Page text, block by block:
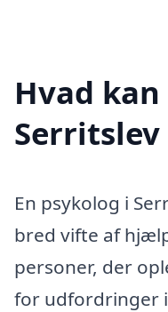
Hvad
En psykolog i
bred vifte af
personer, der
for udfordringer